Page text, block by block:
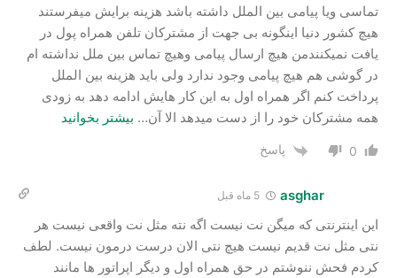
تماسی ویا پیامی بین الملل داشته باشد هزینه برایش میفرستند
هیچ کشور دنیا اینگونه بی جهت از مشترکان تلفن همراه پول در
یافت نمیکنندمن هیچ ارسال پیامی وهیچ تماس بین ملل نداشته ام
در گوشی هم هیچ پیامی وجود ندارد ولی باید هزینه بین الملل
پرداخت کنم اگر همراه اول به این کار هایش ادامه دهد به زودی
همه مشترکان خود را از دست میدهد الا آن… بیشتر بخوانید
0 پاسخ
asghar
این اینترنتی که میگن نت نیست اگه نته مثل نت واقعی نیست هر
نتی مثل نت قدیم نیست هیچ نتی الان درست درمون نیست. لطف
کردم فحش ننوشتم در حق همراه اول و دیگر اپراتور ها مانند